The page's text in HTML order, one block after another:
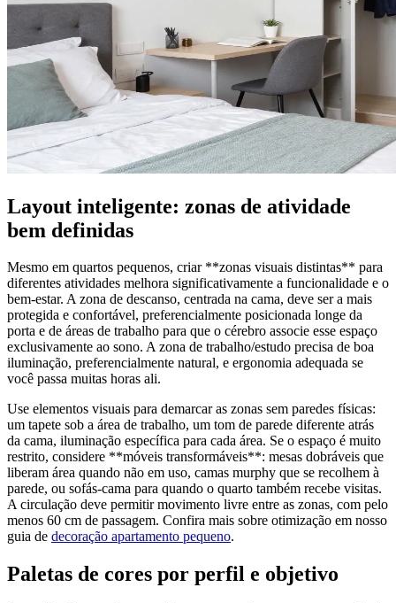
Layout inteligente: zonas de atividade
bem definidas
Mesmo em quartos pequenos, criar **zonas visuais distintas** para
diferentes atividades melhora significativamente a funcionalidade e o
bem-estar. A zona de descanso, centrada na cama, deve ser a mais
protegida e confortável, preferencialmente posicionada longe da
porta e de áreas de trabalho para que o cérebro associe esse espaço
exclusivamente ao sono. A zona de trabalho/estudo precisa de boa
iluminação, preferencialmente natural, e ergonomia adequada se
você passa muitas horas ali.
Use elementos visuais para demarcar as zonas sem paredes físicas:
um tapete sob a área de trabalho, um tom de parede diferente atrás
da cama, iluminação específica para cada área. Se o espaço é muito
restrito, considere **móveis transformáveis**: mesas dobráveis que
liberam área quando não em uso, camas murphy que se recolhem à
parede, ou sofás-cama para quando o quarto também recebe visitas.
A circulação deve permitir movimento livre entre as zonas, com pelo
menos 60 cm de passagem. Confira mais sobre otimização em nosso
guia de decoração apartamento pequeno.
Paletas de cores por perfil e objetivo